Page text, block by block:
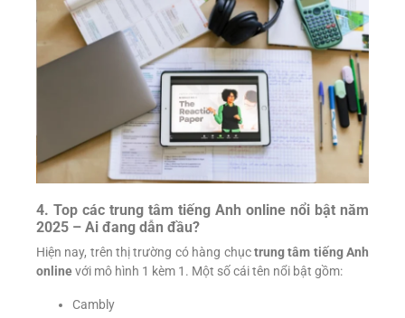
4. Top các trung tâm tiếng Anh online nổi bật năm
2025 – Ai đang dẫn đầu?
Hiện nay, trên thị trường có hàng chụctrung tâm tiếng Anh
onlinevới mô hình 1 kèm 1. Một số cái tên nổi bật gồm:
Cambly